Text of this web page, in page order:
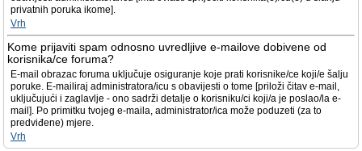
privatnih poruka ikome].
Vrh
Kome prijaviti spam odnosno uvredljive e-mailove dobivene od
korisnika/ce foruma?
E-mail obrazac foruma uključuje osiguranje koje prati korisnike/ce koji/e šalju
poruke. E-mailiraj administratora/icu s obavijesti o tome [priloži čitav e-mail,
uključujući i zaglavlje - ono sadrži detalje o korisniku/ci koji/a je poslao/la e-
mail]. Po primitku tvojeg e-maila, administrator/ica može poduzeti (za to
predviđene) mjere.
Vrh